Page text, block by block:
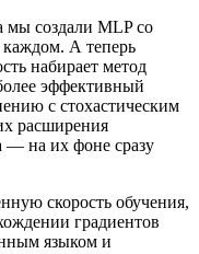
мы создали MLP со
А теперь
набирает метод
эффективный
с стохастическим
расширения
— на их фоне сразу
скорость обучения,
градиентов
языком и